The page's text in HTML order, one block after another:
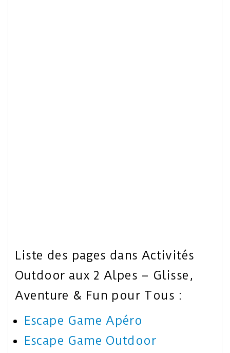
Liste des pages dans Activités
Outdoor aux 2 Alpes – Glisse,
Aventure & Fun pour Tous :
Escape Game Apéro
Escape Game Outdoor